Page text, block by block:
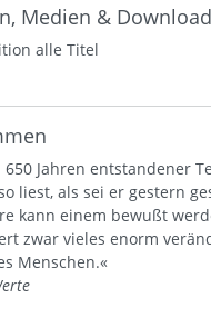
Medien &
alle Titel
Jahren entstandener
liest, als sei er gestern
kann einem bewußt
zwar vieles enorm
Menschen.«